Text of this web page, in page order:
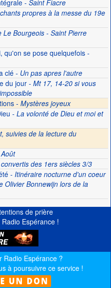
- Saint Fiacre
propres à la messe du 19e
Bourgeois - Saint Pierre
qu'on se pose quelquefois-
clé- Un pas apres l'autre
du jour- Mt 17, 14-20 si vous
- Mystères joyeux
- La volonté de Dieu et moi et
suivies de la lecture du
des 1ers siècles 3/3
- Itinéraire nocturne d'un coeur
Olivier Bonnewijn lors de la
de prière
Espérance !
Radio Espérance ?
à poursuivre ce service !